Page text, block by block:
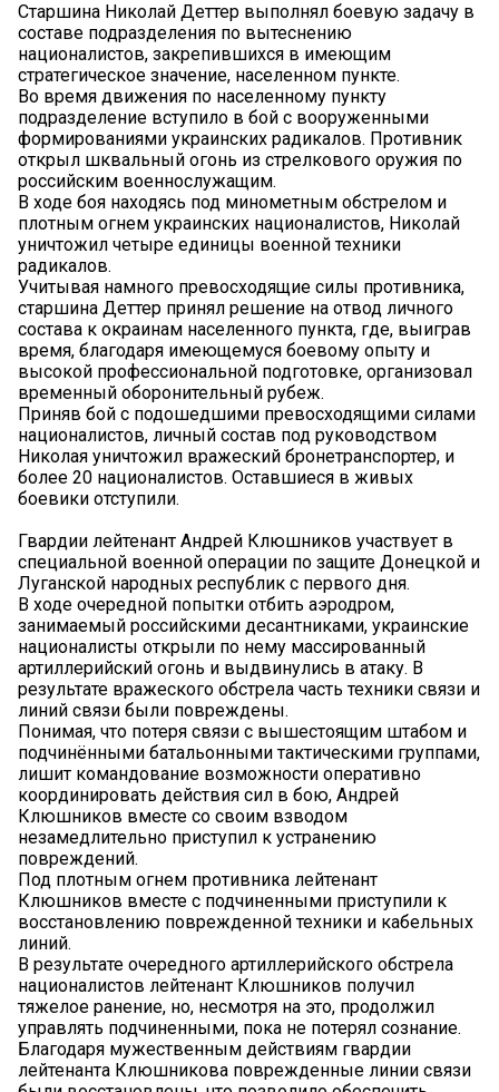
Старшина Николай Деттер выполнял боевую задачу в
составе подразделения по вытеснению
националистов, закрепившихся в имеющим
стратегическое значение, населенном пункте.
Во время движения по населенному пункту
подразделение вступило в бой с вооруженными
формированиями украинских радикалов. Противник
открыл шквальный огонь из стрелкового оружия по
российским военнослужащим.
В ходе боя находясь под минометным обстрелом и
плотным огнем украинских националистов, Николай
уничтожил четыре единицы военной техники
радикалов.
Учитывая намного превосходящие силы противника,
старшина Деттер принял решение на отвод личного
состава к окраинам населенного пункта, где, выиграв
время, благодаря имеющемуся боевому опыту и
высокой профессиональной подготовке, организовал
временный оборонительный рубеж.
Приняв бой с подошедшими превосходящими силами
националистов, личный состав под руководством
Николая уничтожил вражеский бронетранспортер, и
более 20 националистов. Оставшиеся в живых
боевики отступили.
Гвардии лейтенант Андрей Клюшников участвует в
специальной военной операции по защите Донецкой и
Луганской народных республик с первого дня.
В ходе очередной попытки отбить аэродром,
занимаемый российскими десантниками, украинские
националисты открыли по нему массированный
артиллерийский огонь и выдвинулись в атаку. В
результате вражеского обстрела часть техники связи и
линий связи были повреждены.
Понимая, что потеря связи с вышестоящим штабом и
подчинёнными батальонными тактическими группами,
лишит командование возможности оперативно
координировать действия сил в бою, Андрей
Клюшников вместе со своим взводом
незамедлительно приступил к устранению
повреждений.
Под плотным огнем противника лейтенант
Клюшников вместе с подчиненными приступили к
восстановлению поврежденной техники и кабельных
линий.
В результате очередного артиллерийского обстрела
националистов лейтенант Клюшников получил
тяжелое ранение, но, несмотря на это, продолжил
управлять подчиненными, пока не потерял сознание.
Благодаря мужественным действиям гвардии
лейтенанта Клюшникова поврежденные линии связи